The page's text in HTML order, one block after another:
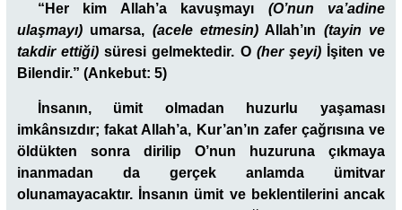
“ Her kim Allah’a kavuşmayı (O’nun va’adine
ulaşmayı) umarsa, (acele etmesin) Allah’ın (tayin ve
takdir ettiği) süresi gelmektedir. O (her şeyi)İşiten ve
Bilendir.” (Ankebut: 5)
İnsanın, ümit olmadan huzurlu yaşaması
imkânsızdır; fakat Allah’a, Kur’an’ın zafer çağrısına ve
öldükten sonra dirilip O’nun huzuruna çıkmaya
inanmadan da gerçek anlamda ümitvar
olunamayacaktır. İnsanın ümit ve beklentilerini ancak